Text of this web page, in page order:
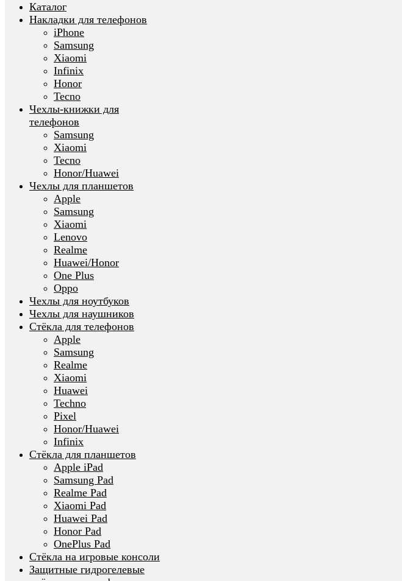
Каталог
Накладки для телефонов
iPhone
Samsung
Xiaomi
Infinix
Honor
Tecno
Чехлы-книжки для
телефонов
Samsung
Xiaomi
Tecno
Honor/Huawei
Чехлы для планшетов
Apple
Samsung
Xiaomi
Lenovo
Realme
Huawei/Honor
One Plus
Oppo
Чехлы для ноутбуков
Чехлы для наушников
Стёкла для телефонов
Apple
Samsung
Realme
Xiaomi
Huawei
Techno
Pixel
Honor/Huawei
Infinix
Стёкла для планшетов
Apple iPad
Samsung Pad
Realme Pad
Xiaomi Pad
Huawei Pad
Honor Pad
OnePlus Pad
Стёкла на игровые консоли
Защитные гидрогелевые